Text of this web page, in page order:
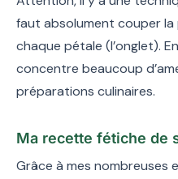
faut absolument couper
chaque pétale (l’onglet).
concentre beaucoup
préparations culinaires.
Ma recette fétiche de
Grâce à mes nombreuses